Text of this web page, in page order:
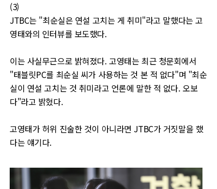
(3)
JTBC는 "최순실은 연설 고치는 게 취미"라고 말했다는 고
영태와의 인터뷰를 보도했다.
이는 사실무근으로 밝혀졌다. 고영태는 최근 청문회에서
"태블릿PC를 최순실 씨가 사용하는 것 본 적 없다"며 "최순
실이 연설 고치는 것 취미라고 언론에 말한 적 없다. 오보
다"라고 밝혔다.
고영태가 허위 진술한 것이 아니라면 JTBC가 거짓말을 했
다는 얘기다.